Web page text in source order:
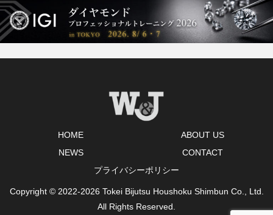
HOME
ABOUT US
NEWS
CONTACT
プライバシーポリシー
Copyright © 2022-2026 Tokei Bijutsu Houshoku Shimbun Co., Ltd.
All Rights Reserved.